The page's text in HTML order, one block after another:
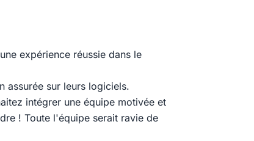
expérience réussie dans le
assurée sur leurs logiciels.
intégrer une équipe motivée et
! Toute l'équipe serait ravie de